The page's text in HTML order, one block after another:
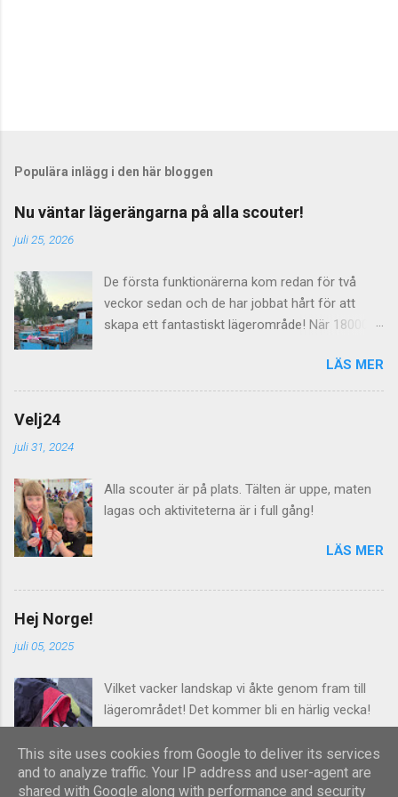
Populära inlägg i den här bloggen
Nu väntar lägerängarna på alla scouter!
juli 25, 2026
De första funktionärerna kom redan för två
veckor sedan och de har jobbat hårt för att
skapa ett fantastiskt lägerområde! När 18000
det inte med några dass utan här behövs det
dras både el, vatten och avlopp för att allt skall
LÄS MER
Velj24
juli 31, 2024
Alla scouter är på plats. Tälten är uppe, maten
lagas och aktiviteterna är i full gång!
LÄS MER
Hej Norge!
juli 05, 2025
Vilket vacker landskap vi åkte genom fram till
lägerområdet! Det kommer bli en härlig vecka!
LÄS MER
This site uses cookies from Google to deliver its services
and to analyze traffic. Your IP address and user-agent are
shared with Google along with performance and security